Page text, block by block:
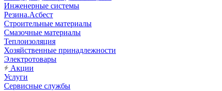
Инженерные системы
Резина.Асбест
Строительные материалы
Смазочные материалы
Теплоизоляция
Хозяйственные принадлежности
Электротовары
Акции
Услуги
Сервисные службы